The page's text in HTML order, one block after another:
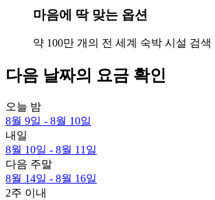
마음에 딱 맞는 옵션
약 100만 개의 전 세계 숙박 시설 검색
다음 날짜의 요금 확인
오늘 밤
8월 9일 - 8월 10일
내일
8월 10일 - 8월 11일
다음 주말
8월 14일 - 8월 16일
2주 이내